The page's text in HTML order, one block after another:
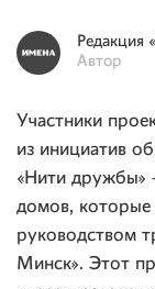
Редакция
Автор
Участники
из инициатив
«Нити дружбы»
домов, которые
руководством
Минск». Этот